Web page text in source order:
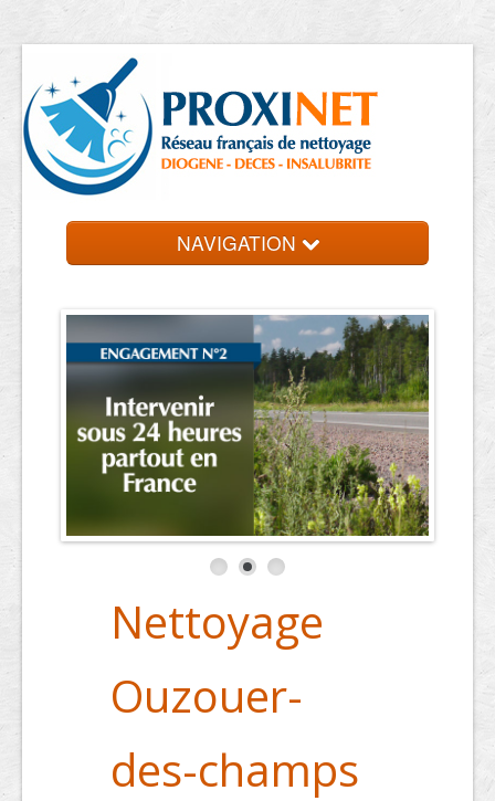
NAVIGATION
Trouver un professionnel
Contact et devis
Nettoyage
Ouzouer-
des-champs